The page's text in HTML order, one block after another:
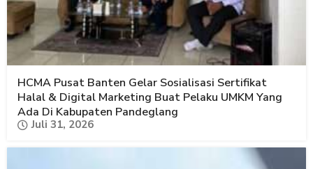
HCMA Pusat Banten Gelar Sosialisasi Sertifikat
Halal & Digital Marketing Buat Pelaku UMKM Yang
Ada Di Kabupaten Pandeglang
Juli 31, 2026